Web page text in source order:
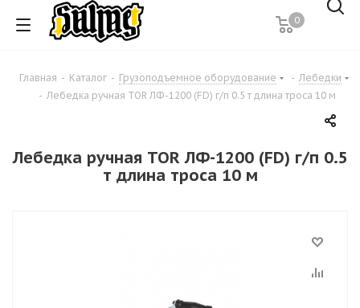
0
Главная - Каталог - Грузоподъемное оборудование - Лебедки
- Лебедка ручная TOR ЛФ-1200 (FD) г/п 0.5 т длина троса 10 м
Лебедка ручная TOR ЛФ-1200 (FD) г/п 0.5
т длина троса 10 м